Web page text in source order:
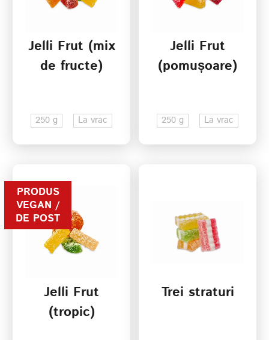
Jelli Frut (mix
de fructe)
250 g La vrac
Jelli Frut
(pomușoare)
250 g La vrac
PRODUS
VEGAN /
DE POST
Jelli Frut
(tropic)
Trei straturi